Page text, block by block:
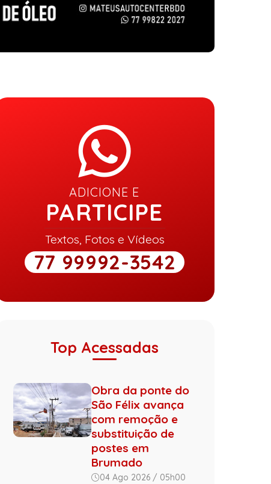
ADICIONE E
PARTICIPE
Textos, Fotos e Vídeos
77 99992-3542
Top Acessadas
Obra da ponte do
São Félix avança
com remoção e
substituição de
postes em
Brumado
04 Ago 2026 / 05h00